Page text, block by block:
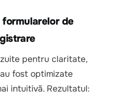
de
pentru claritate,
fost optimizate
intuitivă. Rezultatul: